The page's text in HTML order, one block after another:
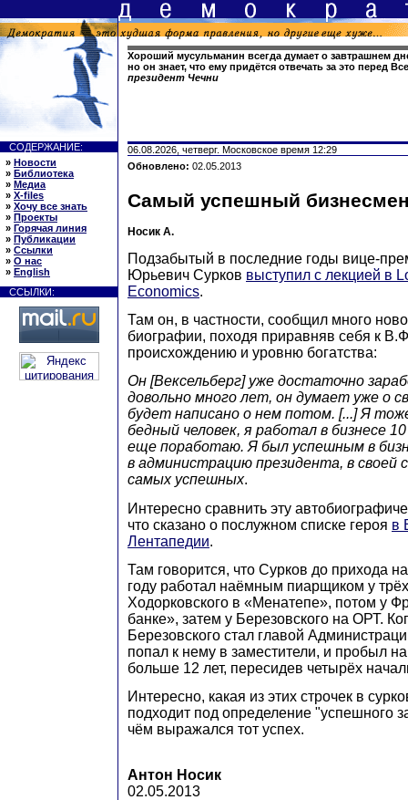
Хороший мусульманин всегда думает о завтрашнем
но он знает, что ему придётся отвечать за это перед
президент Чечни
СОДЕРЖАНИЕ:
» Новости
» Библиотека
» Медиа
» X-files
» Хочу все знать
» Проекты
» Горячая линия
» Публикации
» Ссылки
» О нас
» English
ССЫЛКИ:
06.08.2026, четверг. Московское время 12:29
Обновлено: 02.05.2013
Самый успешный
Носик А.
Подзабытый в последние годы вице-
Юрьевич Сурков выступил с лекцией в
Economics.
Там он, в частности, сообщил много
биографии, походя приравняв себя к
происхождению и уровню богатства:
Он [Вексельберг] уже достаточно
довольно много лет, он думает уже о
будет написано о нем потом. [...] Я
бедный человек, я работал в бизнесе
еще поработаю. Я был успешным в
в администрацию президента, в своей
самых успешных.
Интересно сравнить эту
что сказано о послужном списке героя в
Лентапедии.
Там говорится, что Сурков до прихода
году работал наёмным пиарщиком у
Ходорковского в «Менатепе», потом у
банке», затем у Березовского на ОРТ.
Березовского стал главой
попал к нему в заместители, и пробыл
больше 12 лет, пересидев четырёх
Интересно, какая из этих строчек в
подходит под определение "успешного
чём выражался тот успех.
Антон Носик
02.05.2013